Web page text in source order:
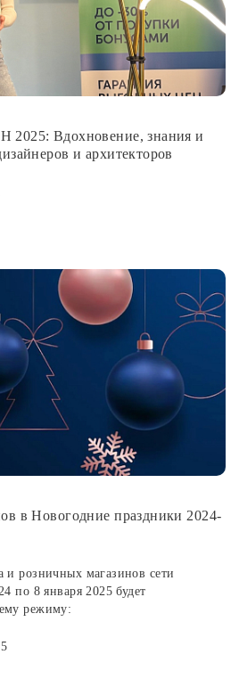
2025: Вдохновение, знания и
и архитекторов
в Новогодние праздники 2024-
и розничных магазинов сети
по 8 января 2025 будет
режиму: